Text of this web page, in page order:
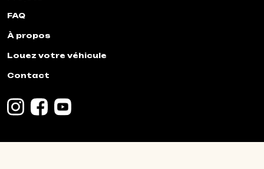
FAQ
À propos
Louez votre véhicule
Contact